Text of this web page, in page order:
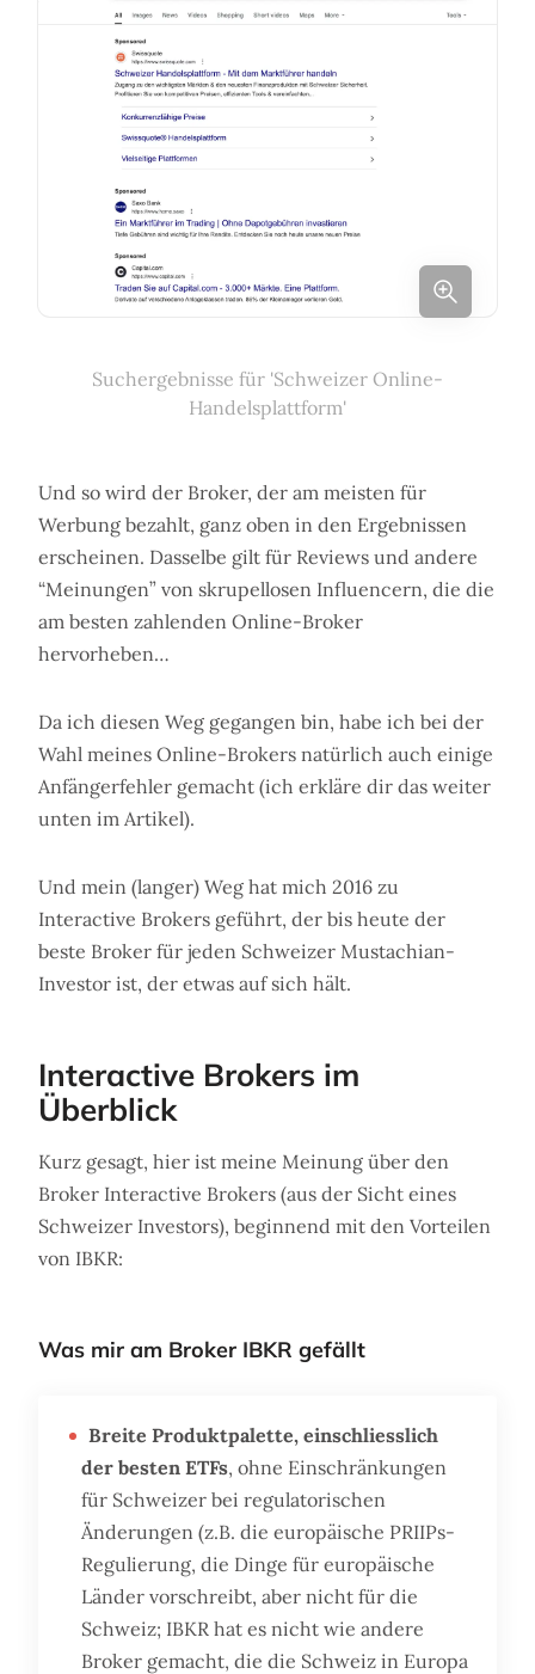
Suchergebnisse für 'Schweizer Online-
Handelsplattform'
Und so wird der Broker, der am meisten für
Werbung bezahlt, ganz oben in den Ergebnissen
erscheinen. Dasselbe gilt für Reviews und andere
“Meinungen” von skrupellosen Influencern, die die
am besten zahlenden Online-Broker
hervorheben…
Da ich diesen Weg gegangen bin, habe ich bei der
Wahl meines Online-Brokers natürlich auch einige
Anfängerfehler gemacht (ich erkläre dir das weiter
unten im Artikel).
Und mein (langer) Weg hat mich 2016 zu
Interactive Brokers geführt, der bis heute der
beste Broker für jeden Schweizer Mustachian-
Investor ist, der etwas auf sich hält.
Interactive Brokers im
Überblick
Kurz gesagt, hier ist meine Meinung über den
Broker Interactive Brokers (aus der Sicht eines
Schweizer Investors), beginnend mit den Vorteilen
von IBKR:
Was mir am Broker IBKR gefällt
Breite Produktpalette, einschliesslich
der besten ETFs, ohne Einschränkungen
für Schweizer bei regulatorischen
Änderungen (z.B. die europäische PRIIPs-
Regulierung, die Dinge für europäische
Länder vorschreibt, aber nicht für die
Schweiz; IBKR hat es nicht wie andere
Broker gemacht, die die Schweiz in Europa